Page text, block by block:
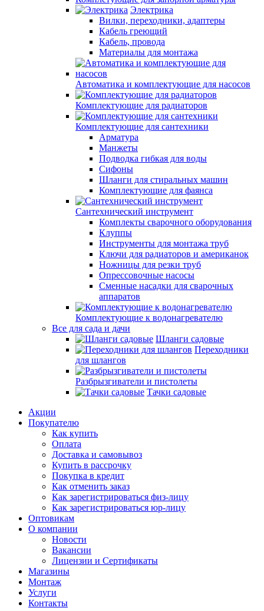
Электрика
Вилки, переходники, адаптеры
Кабель греющий
Кабель, провода
Материалы для монтажа
Автоматика и комплектующие для насосов
Комплектующие для радиаторов
Комплектующие для сантехники
Арматура
Манжеты
Подводка гибкая для воды
Сифоны
Шланги для стиральных машин
Комплектующие для фаянса
Сантехнический инструмент
Комплекты сварочного оборудования
Клуппы
Инструменты для монтажа труб
Ключи для радиаторов и американок
Ножницы для резки труб
Опрессовочные насосы
Сменные насадки для сварочных
аппаратов
Комплектующие к водонагревателю
Все для сада и дачи
Шланги садовые
Переходники
для шлангов
Разбрызгиватели и пистолеты
Тачки садовые
Акции
Покупателю
Как купить
Оплата
Доставка и самовывоз
Купить в рассрочку
Покупка в кредит
Как отменить заказ
Как зарегистрироваться физ-лицу
Как зарегистрироваться юр-лицу
Оптовикам
О компании
Новости
Вакансии
Лицензии и Сертификаты
Магазины
Монтаж
Услуги
Контакты